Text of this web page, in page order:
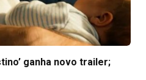
ganha novo trailer;